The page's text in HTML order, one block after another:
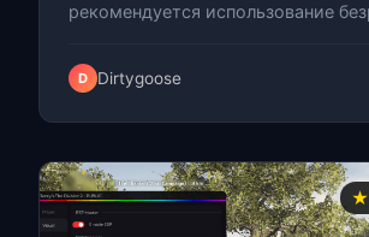
рекомендуется использование
интернального чита под DX11,
разработанного…
D Dirtygoose